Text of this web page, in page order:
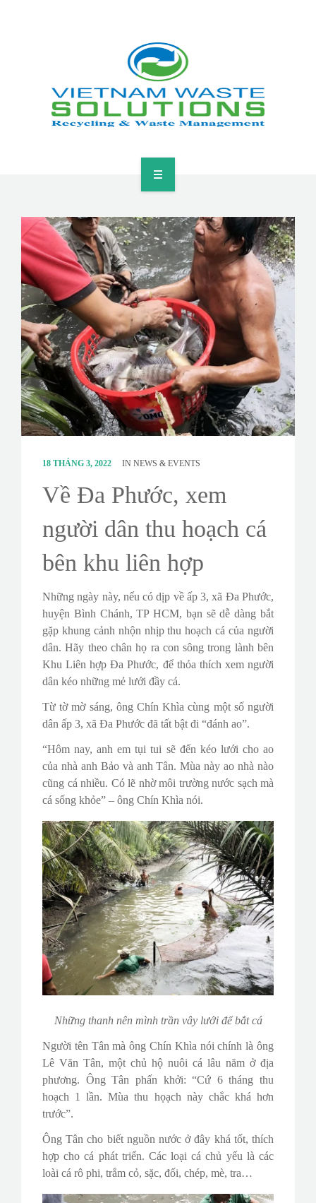
ABOUT
GREEN SOLUTIONS
NEWS & EVENTS
CONTACT
SURVEY
18 THÁNG 3, 2022 IN NEWS & EVENTS
Về Đa Phước, xem
người dân thu hoạch cá
bên khu liên hợp
Những ngày này, nếu có dịp về ấp 3, xã Đa Phước,
huyện Bình Chánh, TP HCM, bạn sẽ dễ dàng bắt
gặp khung cảnh nhộn nhịp thu hoạch cá của người
dân. Hãy theo chân họ ra con sông trong lành bên
Khu Liên hợp Đa Phước, để thỏa thích xem người
dân kéo những mẻ lưới đầy cá.
Từ tờ mờ sáng, ông Chín Khìa cùng một số người
dân ấp 3, xã Đa Phước đã tất bật đi “đánh ao”.
“Hôm nay, anh em tụi tui sẽ đến kéo lưới cho ao
của nhà anh Bảo và anh Tân. Mùa này ao nhà nào
cũng cá nhiều. Có lẽ nhờ môi trường nước sạch mà
cá sống khỏe” – ông Chín Khìa nói.
Những thanh nên mình trần vây lưới để bắt cá
Người tên Tân mà ông Chín Khìa nói chính là ông
Lê Văn Tân, một chủ hộ nuôi cá lâu năm ở địa
phương. Ông Tân phấn khởi: “Cứ 6 tháng thu
hoạch 1 lần. Mùa thu họạch này chắc khá hơn
trước”.
Ông Tân cho biết nguồn nước ở đây khá tốt, thích
hợp cho cá phát triển. Các loại cá chủ yếu là các
loài cá rô phi, trắm cỏ, sặc, đối, chép, mè, tra…